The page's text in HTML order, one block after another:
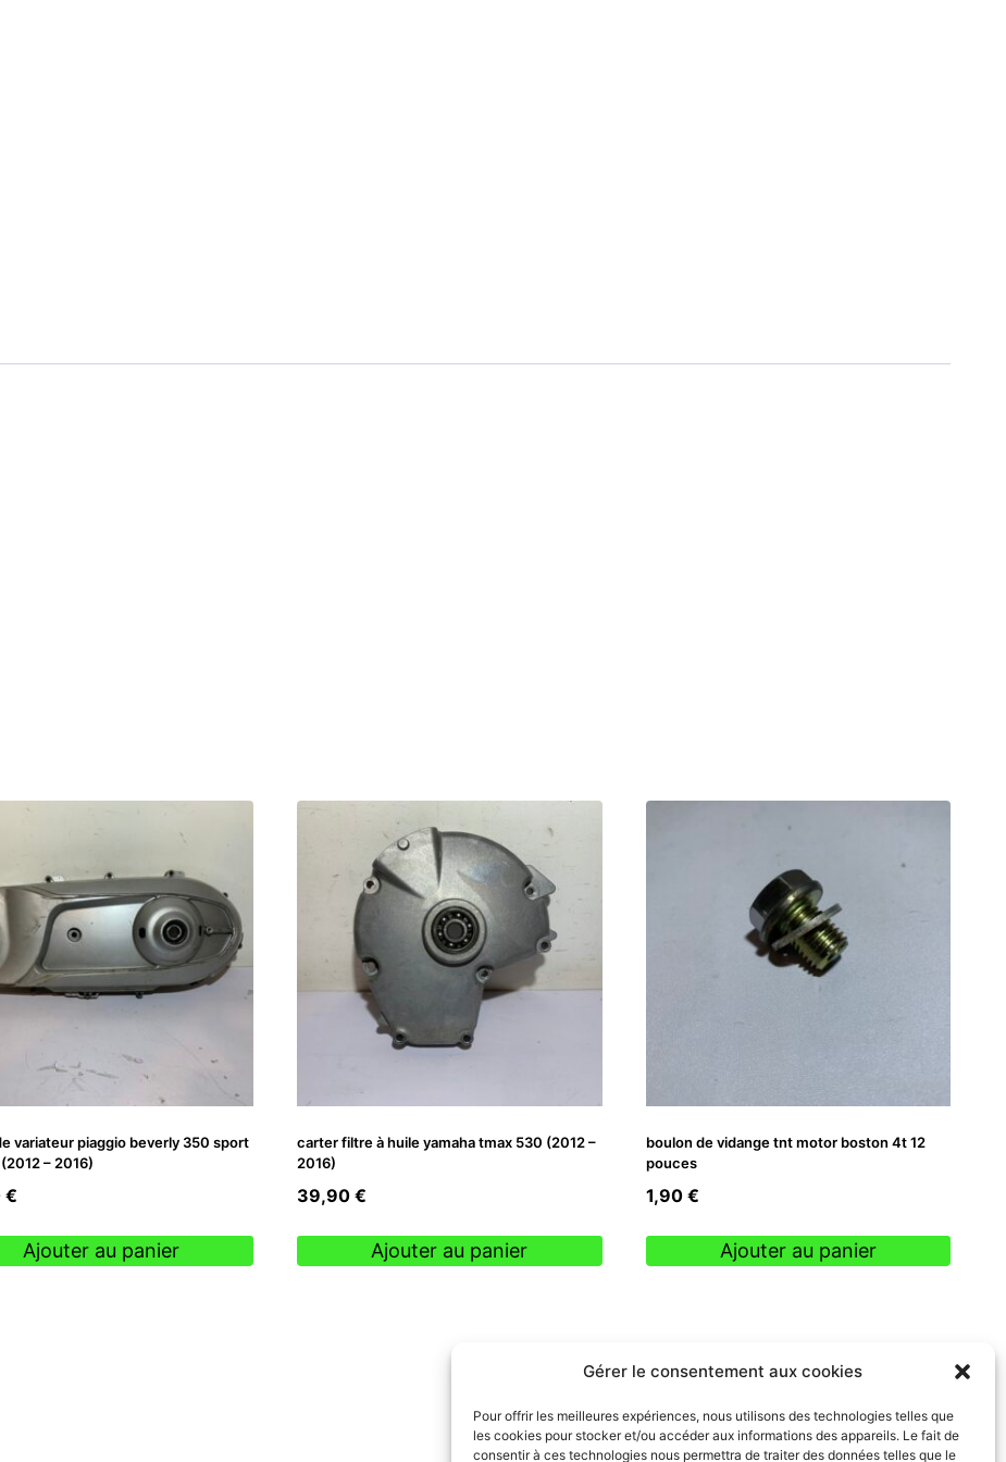
Gérer le consentement aux cookies
Pour offrir les meilleures expériences, nous utilisons des technologies telles que
les cookies pour stocker et/ou accéder aux informations des appareils. Le fait de
consentir à ces technologies nous permettra de traiter des données telles que le
variateur piaggio beverly 350 sport
– 2016)
€
Ajouter au panier
carter filtre à huile yamaha tmax 530 (2012 –
2016)
39,90 €
Ajouter au panier
boulon de vidange tnt motor boston 4t 12
pouces
1,90 €
Ajouter au panier